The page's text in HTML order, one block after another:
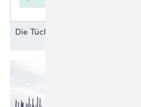
Di e Tücken des § 6